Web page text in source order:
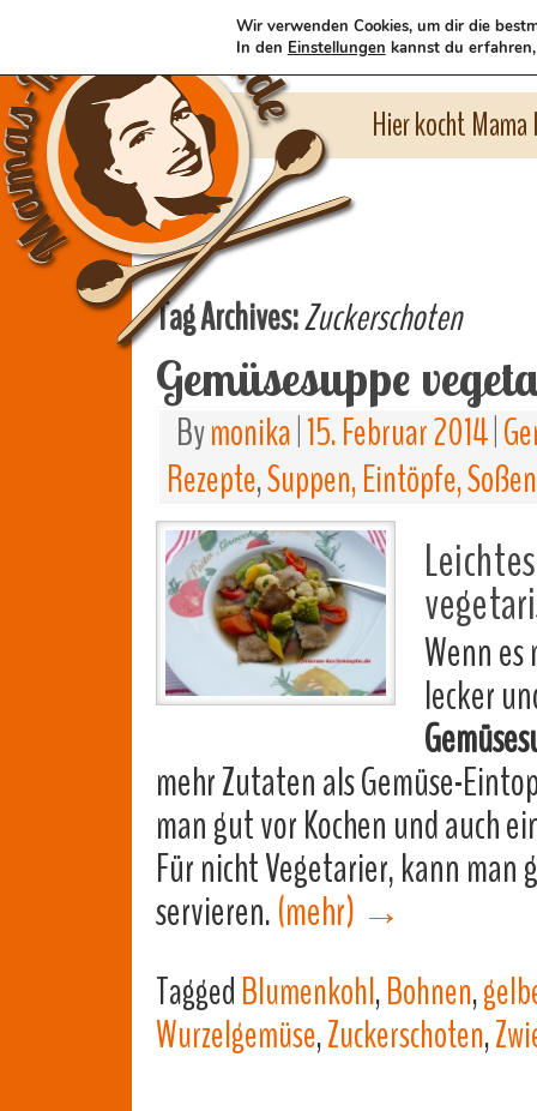
Hier kocht
Tag Archives:Zuckerschoten
Gemüsesuppe
Bymonika 15. Februar 2014
Rezepte,Suppen, Eintöpfe,
Wenn
lecker
mehr Zutaten als Gemüse-
man gut vor Kochen und auch
Für nicht Vegetarier, kann
servieren.(mehr) →
TaggedBlumenkohl,Bohnen,
Wurzelgemüse,Zuckerschoten,
Wir verwenden Cookies, um dir die
In den Einstellungen kannst du